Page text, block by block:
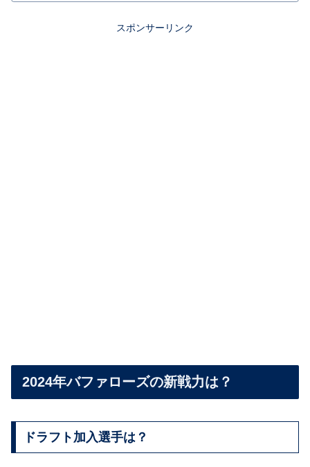
スポンサーリンク
2024年バファローズの新戦力は？
ドラフト加入選手は？